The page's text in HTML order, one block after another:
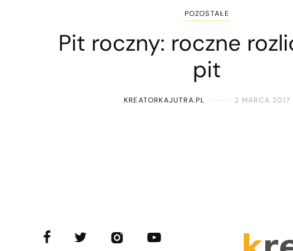
POZOSTAŁE
Pit roczny: roczne
pit
KREATORKAJUTRA.PL 2 MARCA 2017